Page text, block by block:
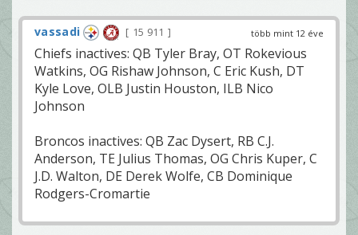
több mint 12 éve
vassadi 15 911
Chiefs inactives: QB Tyler Bray, OT Rokevious
Watkins, OG Rishaw Johnson, C Eric Kush, DT
Kyle Love, OLB Justin Houston, ILB Nico
Johnson
Broncos inactives: QB Zac Dysert, RB C.J.
Anderson, TE Julius Thomas, OG Chris Kuper, C
J.D. Walton, DE Derek Wolfe, CB Dominique
Rodgers-Cromartie